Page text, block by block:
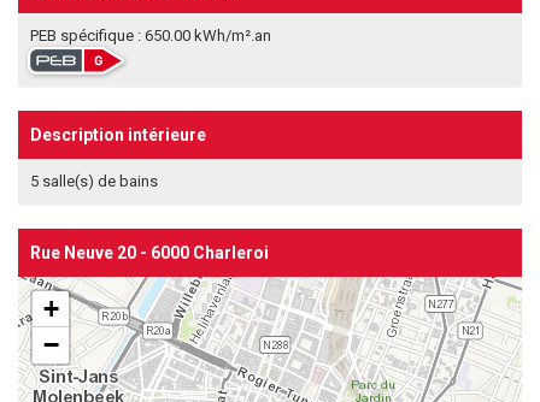
PEB spécifique : 650.00 kWh/m².an
Description intérieure
5 salle(s) de bains
Rue Neuve 20 - 6000 Charleroi
+
−